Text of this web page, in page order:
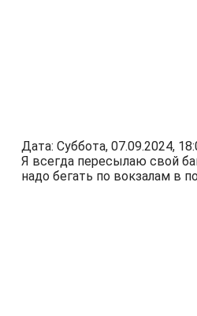
Дата: Суббота, 07.09.2024,
Я всегда пересылаю свой
надо бегать по вокзалам в